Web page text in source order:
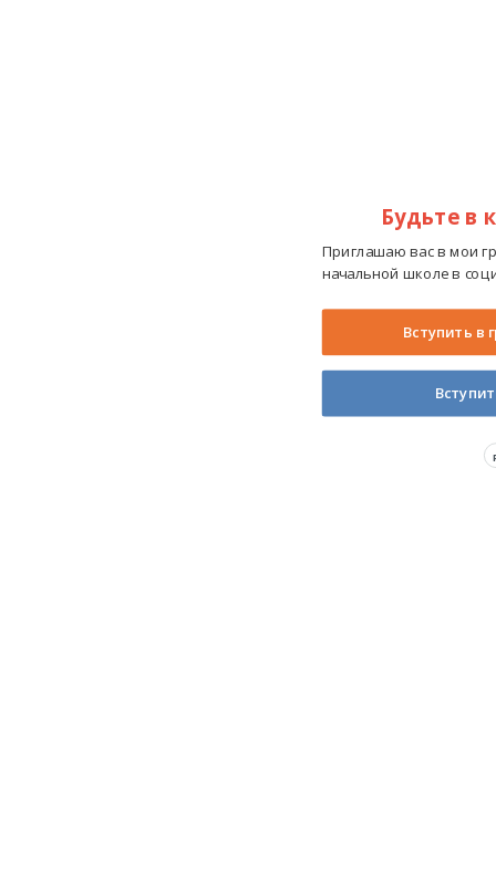
Будьте в
Приглашаю вас в мои
начальной школе в
Вступить в